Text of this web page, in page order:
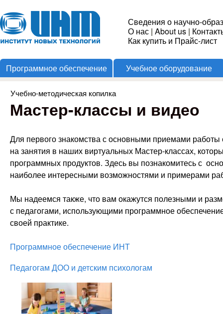
Институт
Новых
Технологий
Сведения о научно-
О нас | About us |
Как купить и Прайс-лист
Программное обеспечение Учебное оборудование
Вы здесь
Учебно-методическая копилка
Мастер-классы и видео
Для первого знакомства с основными приемами
на занятия в наших виртуальных Мастер-классах,
программных продуктов. Здесь вы познакомитесь с
наиболее интересными возможностями и примерами
Мы надеемся также, что вам окажутся полезными и
с педагогами, использующими программное
своей практике.
Программное обеспечение ИНТ
Педагогам ДОО и детским психологам